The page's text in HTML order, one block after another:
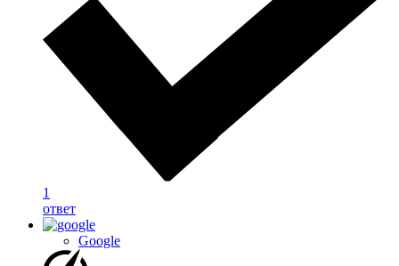
1
ответ
Google